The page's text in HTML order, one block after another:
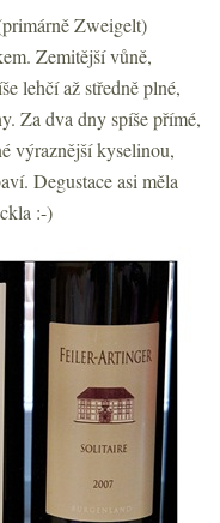
Zweigelt)
Zemitější vůně,
lehčí až středně plné,
Za dva dny spíše přímé,
výraznější kyselinou,
Degustace asi měla
:-)